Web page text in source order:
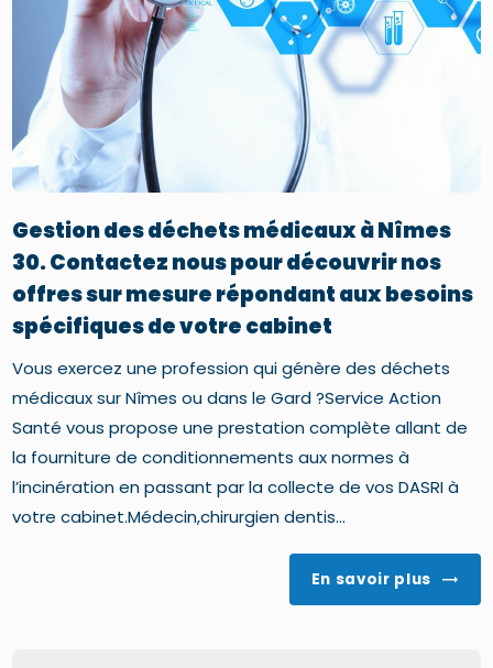
Gestion des déchets médicaux à Nîmes
30. Contactez nous pour découvrir nos
offres sur mesure répondant aux besoins
spécifiques de votre cabinet
Vous exercez une profession qui génère des déchets
médicaux sur Nîmes ou dans le Gard ?Service Action
Santé vous propose une prestation complète allant de
la fourniture de conditionnements aux normes à
l’incinération en passant par la collecte de vos DASRI à
votre cabinet.Médecin,chirurgien dentis...
En savoir plus